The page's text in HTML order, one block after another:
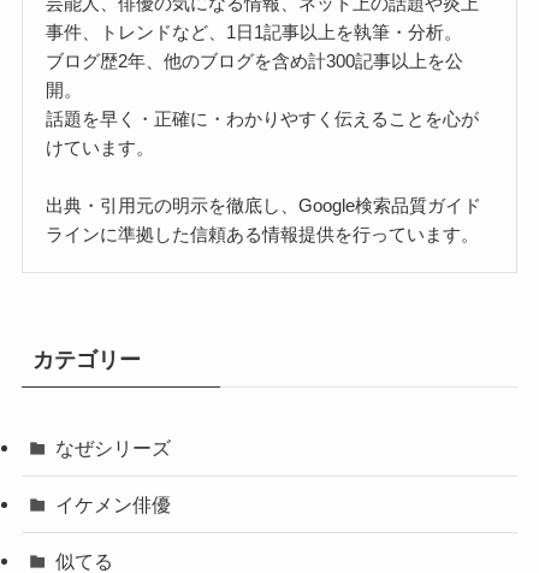
事件、トレンドなど、1日1記事以上を執筆・分析。
ブログ歴2年、他のブログを含め計300記事以上を公
開。
話題を早く・正確に・わかりやすく伝えることを心が
けています。
出典・引用元の明示を徹底し、Google検索品質ガイド
ラインに準拠した信頼ある情報提供を行っています。
カテゴリー
なぜシリーズ
イケメン俳優
似てる